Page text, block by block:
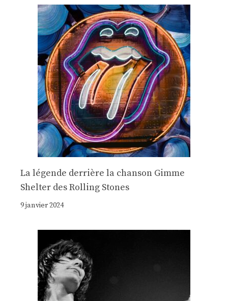
La légende derrière la chanson Gimme
Shelter des Rolling Stones
9 janvier 2024